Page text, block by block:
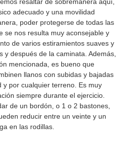
resaltar de sobremanera aquí,
adecuado y una movilidad
poder protegerse de todas las
se nos resulta muy aconsejable y
de varios estiramientos suaves y
y después de la caminata. Además,
mencionada, es bueno que
llanos con subidas y bajadas
por cualquier terreno. Es muy
siempre durante el ejercicio.
de un bordón, o 1 o 2 bastones,
reducir entre un veinte y un
en las rodillas.